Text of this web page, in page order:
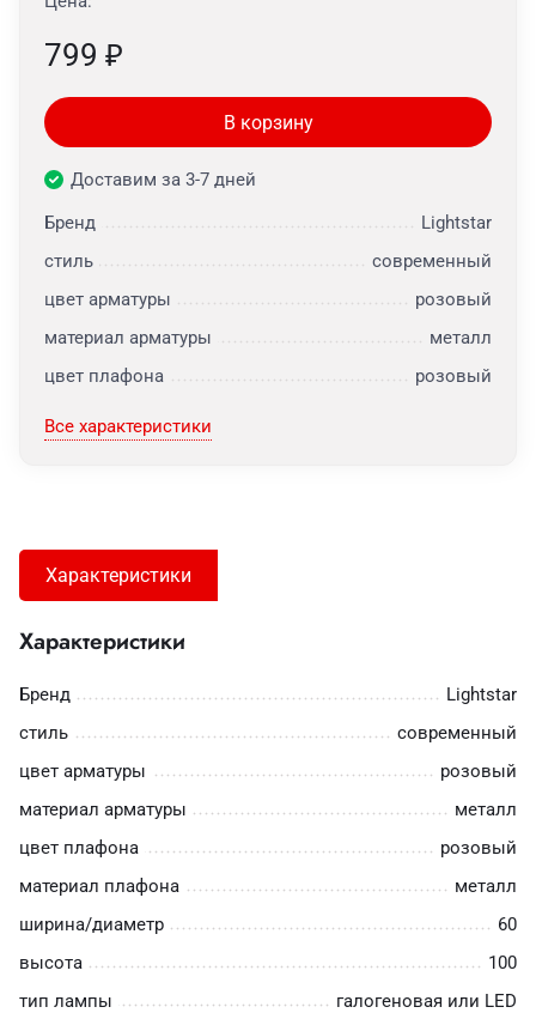
799 ₽
В корзину
Доставим за 3-7 дней
Бренд
Lightstar
стиль
современный
цвет арматуры
розовый
материал арматуры
металл
цвет плафона
розовый
Все характеристики
Характеристики
Характеристики
Бренд
Lightstar
стиль
современный
цвет арматуры
розовый
материал арматуры
металл
цвет плафона
розовый
материал плафона
металл
ширина/диаметр
60
высота
100
тип лампы
галогеновая или LED